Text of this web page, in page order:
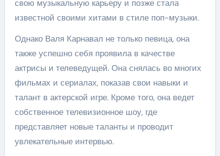
свою музыкальную карьеру и позже стала
известной своими хитами в стиле поп-музыки.
Однако Валя Карнавал не только певица, она
также успешно себя проявила в качестве
актрисы и телеведущей. Она снялась во многих
фильмах и сериалах, показав свои навыки и
талант в актерской игре. Кроме того, она ведет
собственное телевизионное шоу, где
представляет новые таланты и проводит
увлекательные интервью.